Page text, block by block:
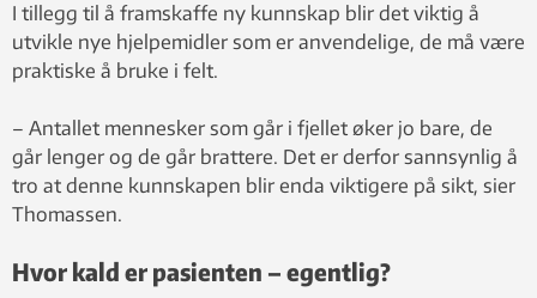
I tillegg til å framskaffe ny kunnskap blir det viktig å
utvikle nye hjelpemidler som er anvendelige, de må være
praktiske å bruke i felt.
– Antallet mennesker som går i fjellet øker jo bare, de
går lenger og de går brattere. Det er derfor sannsynlig å
tro at denne kunnskapen blir enda viktigere på sikt, sier
Thomassen.
Hvor kald er pasienten – egentlig?